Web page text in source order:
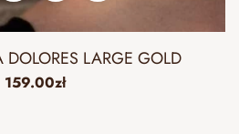
DOLORES LARGE GOLD
159.00zł